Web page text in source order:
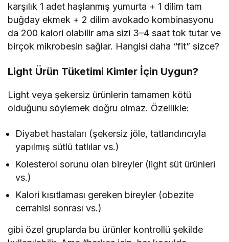
karşılık 1 adet haşlanmış yumurta + 1 dilim tam
buğday ekmek + 2 dilim avokado kombinasyonu
da 200 kalori olabilir ama sizi 3–4 saat tok tutar ve
birçok mikrobesin sağlar. Hangisi daha “fit” sizce?
Light Ürün Tüketimi Kimler İçin Uygun?
Light veya şekersiz ürünlerin tamamen kötü
olduğunu söylemek doğru olmaz. Özellikle:
Diyabet hastaları (şekersiz jöle, tatlandırıcıyla
yapılmış sütlü tatlılar vs.)
Kolesterol sorunu olan bireyler (light süt ürünleri
vs.)
Kalori kısıtlaması gereken bireyler (obezite
cerrahisi sonrası vs.)
gibi özel gruplarda bu ürünler kontrollü şekilde